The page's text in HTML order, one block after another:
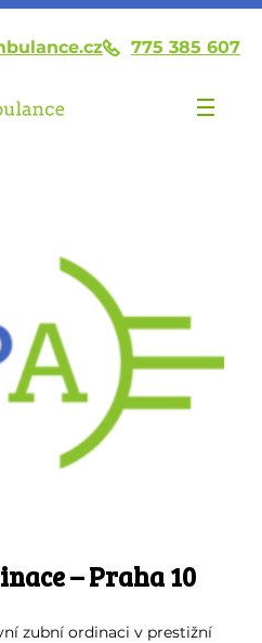
775 385 607
– Praha 10
zubní ordinaci v prestižní